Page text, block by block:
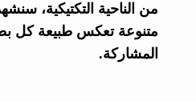
من الناحية التكتيكية،
متنوعة تعكس طبيعة كل
المشاركة.